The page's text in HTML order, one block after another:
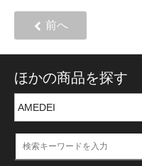
前へ
ほかの商品を探す